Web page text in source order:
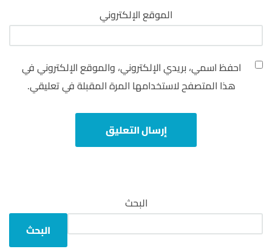
الموقع الإلكتروني
احفظ اسمي، بريدي الإلكتروني، والموقع الإلكتروني في
هذا المتصفح لاستخدامها المرة المقبلة في تعليقي.
البحث
البحث